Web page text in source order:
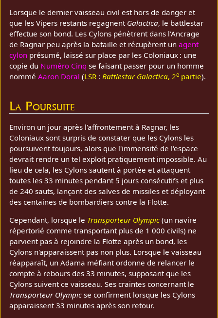
Lorsque le dernier vaisseau civil est hors de danger et
que les Vipers restants regagnent Galactica, le battlestar
effectue son bond. Les Cylons pénètrent dans l’Ancrage
de Ragnar peu après la bataille et récupèrent unagent
cylon présumé, laissé sur place par les Coloniaux : une
copie du Numéro Cinq se faisant passer pour un homme
nomméAaron Doral (LSR :Battlestar Galactica, 2e partie).
La Poursuite
Environ un jour après l'affrontement à Ragnar, les
Coloniaux sont surpris de constater que les Cylons les
poursuivent toujours, alors que l'immensité de l'espace
devrait rendre un tel exploit pratiquement impossible. Au
lieu de cela, les Cylons sautent à portée et attaquent
toutes les 33 minutes pendant 5 jours consécutifs et plus
de 240 sauts, lançant des salves de missiles et déployant
des centaines de bombardiers contre la Flotte.
Cependant, lorsque le Transporteur Olympic (un navire
répertorié comme transportant plus de 1 000 civils) ne
parvient pas à rejoindre la Flotte après un bond, les
Cylons n'apparaissent pas non plus. Lorsque le vaisseau
réapparaît, un Adama méfiant ordonne de relancer le
compte à rebours des 33 minutes, supposant que les
Cylons suivent ce vaisseau. Ses craintes concernant le
Transporteur Olympic se confirment lorsque les Cylons
apparaissent 33 minutes après son retour.